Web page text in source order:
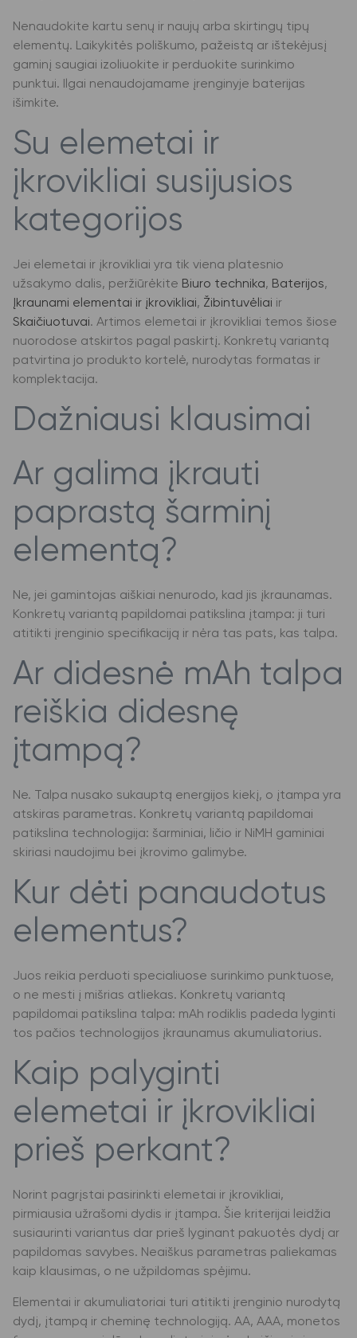
Nenaudokite kartu senų ir naujų arba skirtingų tipų
elementų. Laikykitės poliškumo, pažeistą ar ištekėjusį
gaminį saugiai izoliuokite ir perduokite surinkimo
punktui. Ilgai nenaudojamame įrenginyje baterijas
išimkite.
Su elemetai ir
įkrovikliai susijusios
kategorijos
Jei elemetai ir įkrovikliai yra tik viena platesnio
užsakymo dalis, peržiūrėkite Biuro technika, Baterijos,
Įkraunami elementai ir įkrovikliai, Žibintuvėliai ir
Skaičiuotuvai. Artimos elemetai ir įkrovikliai temos šiose
nuorodose atskirtos pagal paskirtį. Konkretų variantą
patvirtina jo produkto kortelė, nurodytas formatas ir
komplektacija.
Dažniausi klausimai
Ar galima įkrauti
paprastą šarminį
elementą?
Ne, jei gamintojas aiškiai nenurodo, kad jis įkraunamas.
Konkretų variantą papildomai patikslina įtampa: ji turi
atitikti įrenginio specifikaciją ir nėra tas pats, kas talpa.
Ar didesnė mAh talpa
reiškia didesnę
įtampą?
Ne. Talpa nusako sukauptą energijos kiekį, o įtampa yra
atskiras parametras. Konkretų variantą papildomai
patikslina technologija: šarminiai, ličio ir NiMH gaminiai
skiriasi naudojimu bei įkrovimo galimybe.
Kur dėti panaudotus
elementus?
Juos reikia perduoti specialiuose surinkimo punktuose,
o ne mesti į mišrias atliekas. Konkretų variantą
papildomai patikslina talpa: mAh rodiklis padeda lyginti
tos pačios technologijos įkraunamus akumuliatorius.
Kaip palyginti
elemetai ir įkrovikliai
prieš perkant?
Norint pagrįstai pasirinkti elemetai ir įkrovikliai,
pirmiausia užrašomi dydis ir įtampa. Šie kriterijai leidžia
susiaurinti variantus dar prieš lyginant pakuotės dydį ar
papildomas savybes. Neaiškus parametras paliekamas
kaip klausimas, o ne užpildomas spėjimu.
Elementai ir akumuliatoriai turi atitikti įrenginio nurodytą
dydį, įtampą ir cheminę technologiją. AA, AAA, monetos